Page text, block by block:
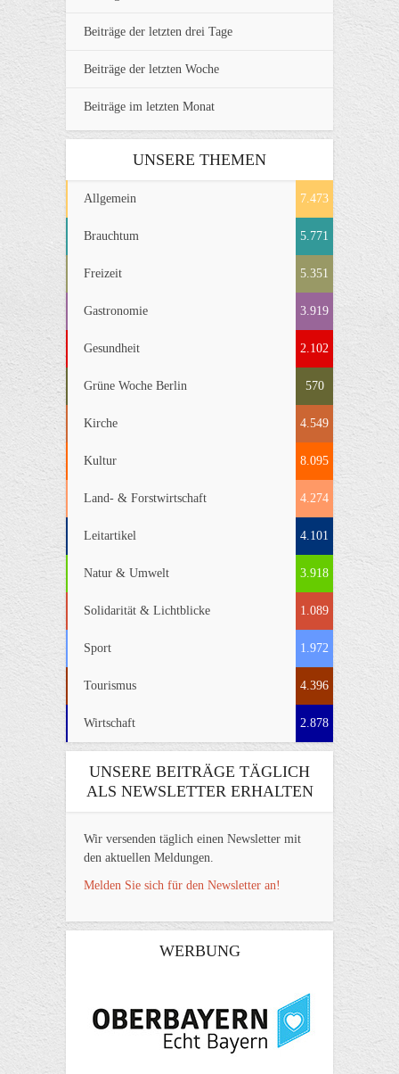
Beiträge der letzten drei Tage
Beiträge der letzten Woche
Beiträge im letzten Monat
UNSERE THEMEN
Allgemein 7.473
Brauchtum 5.771
Freizeit 5.351
Gastronomie 3.919
Gesundheit 2.102
Grüne Woche Berlin 570
Kirche 4.549
Kultur 8.095
Land- & Forstwirtschaft 4.274
Leitartikel 4.101
Natur & Umwelt 3.918
Solidarität & Lichtblicke 1.089
Sport 1.972
Tourismus 4.396
Wirtschaft 2.878
UNSERE BEITRÄGE TÄGLICH
ALS NEWSLETTER ERHALTEN
Wir versenden täglich einen Newsletter mit
den aktuellen Meldungen.
Melden Sie sich für den Newsletter an!
WERBUNG